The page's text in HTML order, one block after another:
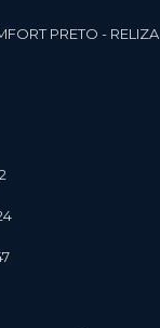
PRETO - RELIZA